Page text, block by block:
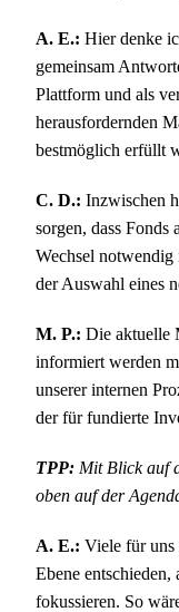
A. E.: Hier denke
gemeinsam
Plattform und als
herausfordernden
bestmöglich erfüllt
C. D.: Inzwischen
sorgen, dass
Wechsel
der Auswahl eines
M. P.: Die aktuelle
informiert werden
unserer internen
der für fundierte
TPP: Mit Blick auf
oben auf der
A. E.: Viele für uns
Ebene
fokussieren. So